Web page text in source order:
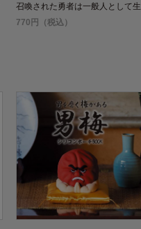
召喚された勇者は一般人として生
きていく? 4
770円（税込）